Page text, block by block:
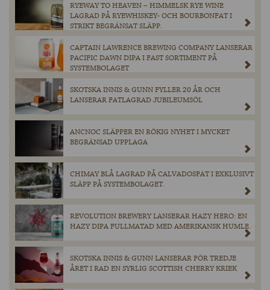
RYEWAY TO HEAVEN – HIMMELSK RYE WINE
LAGRAD PÅ RYEWHISKEY- OCH BOURBONFAT I
STRIKT BEGRÄNSAT SLÄPP.
CAPTAIN LAWRENCE BREWING COMPANY LANSERAR
PACIFIC DAWN DIPA I FAST SORTIMENT PÅ
SYSTEMBOLAGET
SKOTSKA INNIS & GUNN FYLLER 20 ÅR OCH
LANSERAR FATLAGRAD JUBILEUMSÖL
ANCNOC SLÄPPER EN RÖKIG NYHET I MYCKET
BEGRÄNSAD UPPLAGA
CHIMAY BLÅ LAGRAD PÅ CALVADOSFAT I EXKLUSIVT
SLÄPP PÅ SYSTEMBOLAGET.
REVOLUTION BREWERY LANSERAR HAZY HERO: EN
HAZY DIPA FULLMATAD MED AMERIKANSK HUMLE.
SKOTSKA INNIS & GUNN LANSERAR FÖR TREDJE
ÅRET I RAD EN SYRLIG SCOTTISH CHERRY KRIEK